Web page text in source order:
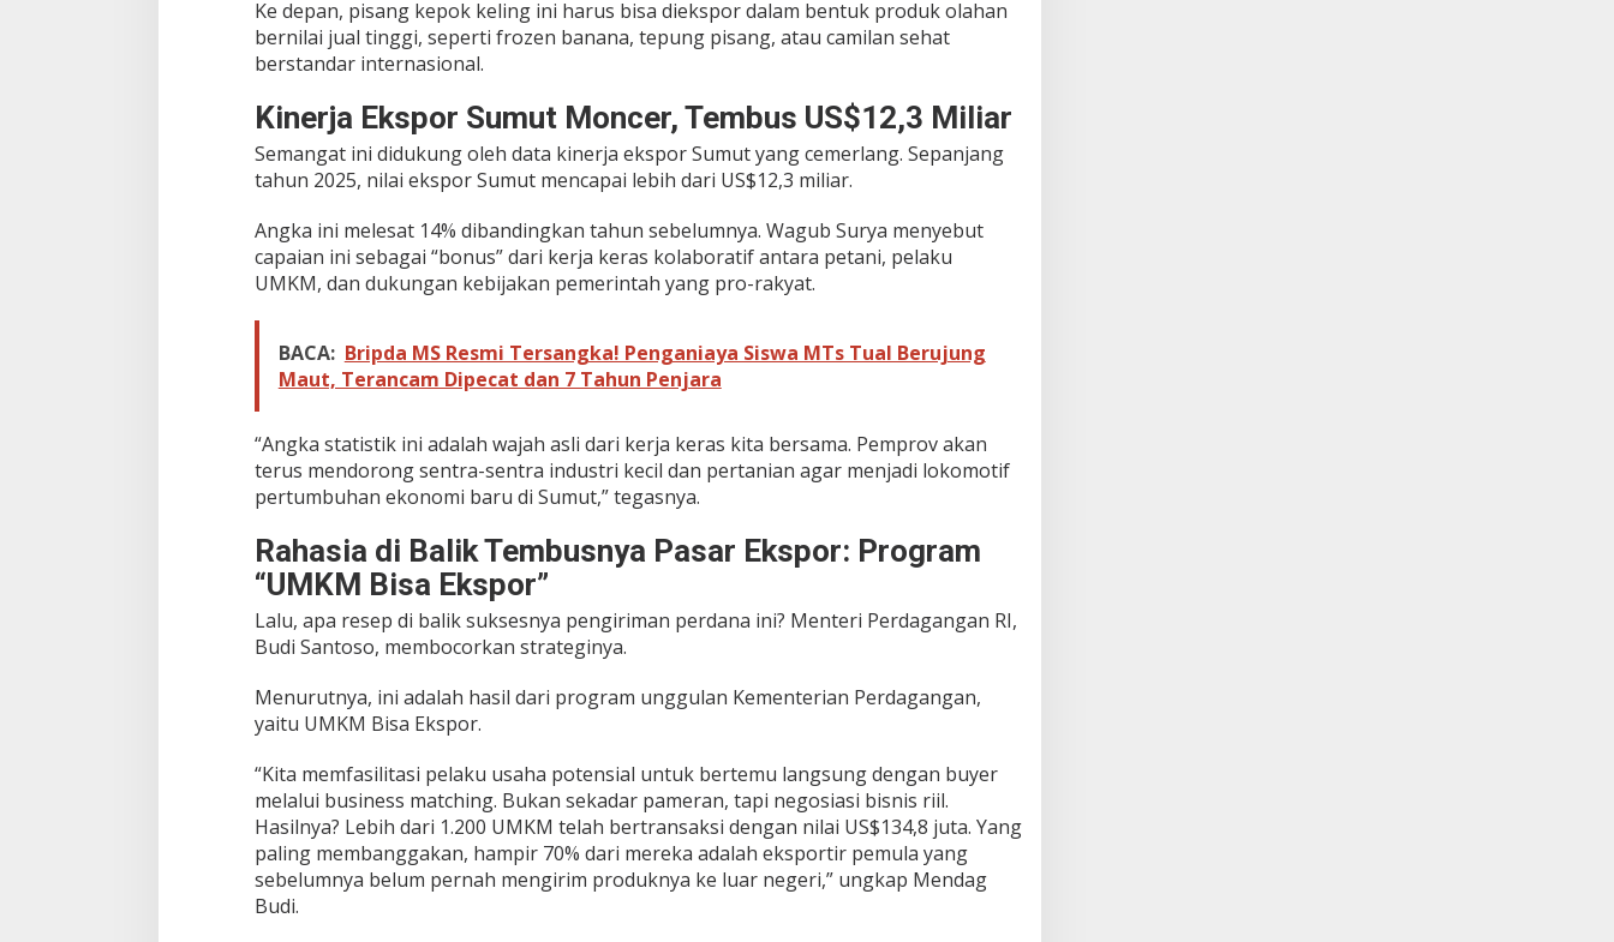
r
n
a
t
o
a
l
Ke depan, pisang kepok keling ini harus bisa diekspor dalam bentuk produk olahan
bernilai jual tinggi, seperti frozen banana, tepung pisang, atau camilan sehat
berstandar internasional.
Kinerja Ekspor Sumut Moncer, Tembus US$12,3 Miliar
Semangat ini didukung oleh data kinerja ekspor Sumut yang cemerlang. Sepanjang
tahun 2025, nilai ekspor Sumut mencapai lebih dari US$12,3 miliar.
Angka ini melesat 14% dibandingkan tahun sebelumnya. Wagub Surya menyebut
capaian ini sebagai “bonus” dari kerja keras kolaboratif antara petani, pelaku
UMKM, dan dukungan kebijakan pemerintah yang pro-rakyat.
BACA: Bripda MS Resmi Tersangka! Penganiaya Siswa MTs Tual Berujung
Maut, Terancam Dipecat dan 7 Tahun Penjara
“Angka statistik ini adalah wajah asli dari kerja keras kita bersama. Pemprov akan
terus mendorong sentra-sentra industri kecil dan pertanian agar menjadi lokomotif
pertumbuhan ekonomi baru di Sumut,” tegasnya.
Rahasia di Balik Tembusnya Pasar Ekspor: Program
“UMKM Bisa Ekspor”
Lalu, apa resep di balik suksesnya pengiriman perdana ini? Menteri Perdagangan RI,
Budi Santoso, membocorkan strateginya.
Menurutnya, ini adalah hasil dari program unggulan Kementerian Perdagangan,
yaitu UMKM Bisa Ekspor.
“Kita memfasilitasi pelaku usaha potensial untuk bertemu langsung dengan buyer
melalui business matching. Bukan sekadar pameran, tapi negosiasi bisnis riil.
Hasilnya? Lebih dari 1.200 UMKM telah bertransaksi dengan nilai US$134,8 juta. Yang
paling membanggakan, hampir 70% dari mereka adalah eksportir pemula yang
sebelumnya belum pernah mengirim produknya ke luar negeri,” ungkap Mendag
Budi.